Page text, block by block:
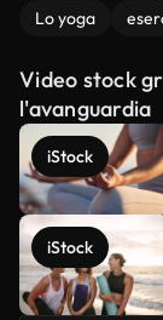
Lo yoga
Video stock
l'avanguardia
iStock
iStock